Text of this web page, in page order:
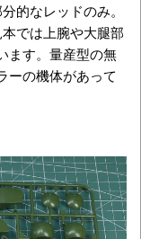
的なレッドのみ。
では上腕や大腿部
ます。量産型の無
ーの機体があって